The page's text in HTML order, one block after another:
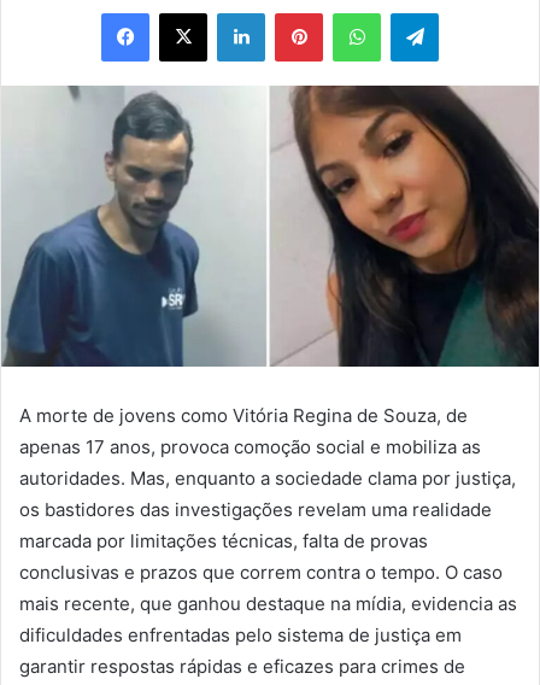
Facebook
X LinkedinPinterestWhatsAppTelegram
A morte de jovens como Vitória Regina de Souza, de
apenas 17 anos, provoca comoção social e mobiliza as
autoridades. Mas, enquanto a sociedade clama por justiça,
os bastidores das investigações revelam uma realidade
marcada por limitações técnicas, falta de provas
conclusivas e prazos que correm contra o tempo. O caso
mais recente, que ganhou destaque na mídia, evidencia as
dificuldades enfrentadas pelo sistema de justiça em
garantir respostas rápidas e eficazes para crimes de